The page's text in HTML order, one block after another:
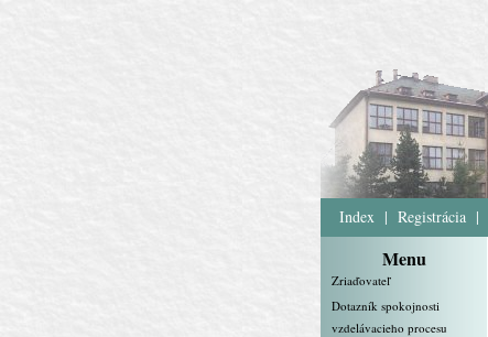
Index | Registrácia |
Menu
Zriaďovateľ
Dotazník spokojnosti
vzdelávacieho procesu